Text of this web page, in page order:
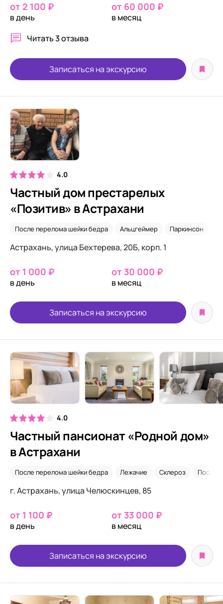
от 2 100 ₽
в день
от 60 000 ₽
в месяц
Читать3 отзыва
Записаться на экскурсию
4.0
Частный дом престарелых
«Позитив» в Астрахани
После перелома шейки бедра Альцгеймер Паркинсон
Астрахань, улица Бехтерева, 20Б, корп. 1
от 1 000 ₽
в день
от 30 000 ₽
в месяц
Записаться на экскурсию
4.0
Частный пансионат «Родной дом»
в Астрахани
После перелома шейки бедра Лежачие Склероз После
г. Астрахань, улица Челюскинцев, 85
от 1 100 ₽
в день
от 33 000 ₽
в месяц
Записаться на экскурсию